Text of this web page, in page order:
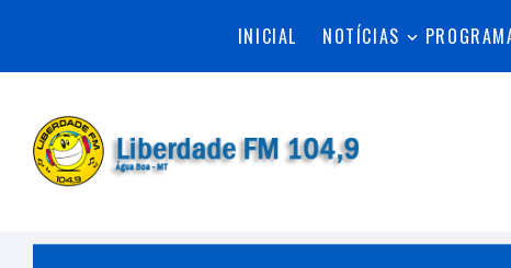
INICIAL NOTÍCIAS